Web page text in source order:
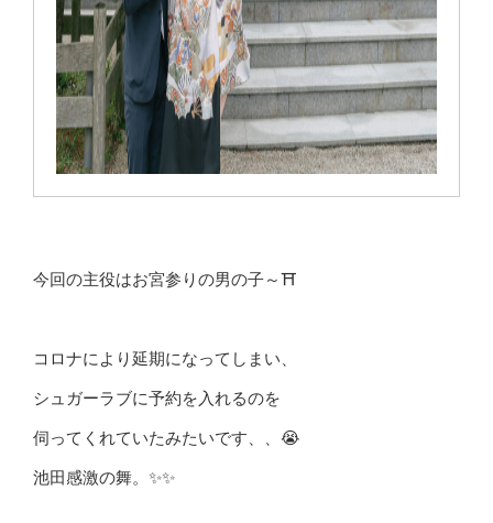
今回の主役はお宮参りの男の子～⛩
コロナにより延期になってしまい、
シュガーラブに予約を入れるのを
伺ってくれていたみたいです、、😭
池田感激の舞。✨✨